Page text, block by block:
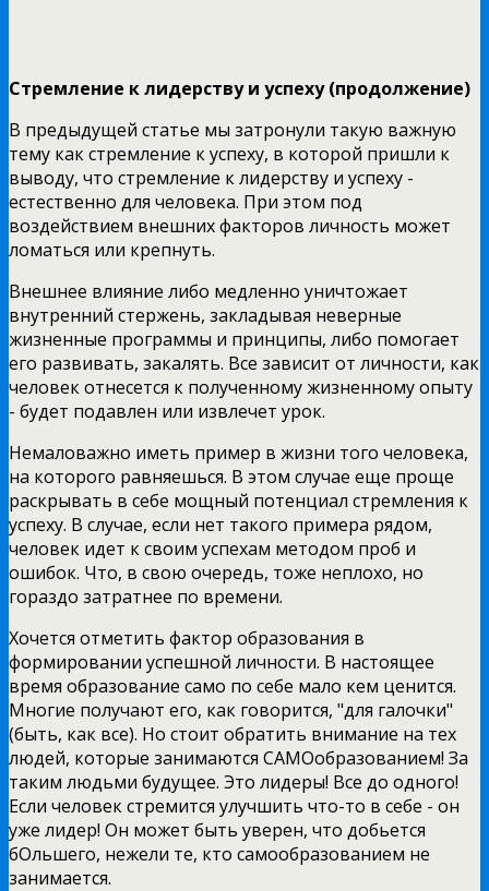
Стремление к лидерству и успеху (продолжение)
В предыдущей статье мы затронули такую важную
тему как стремление к успеху, в которой пришли к
выводу, что стремление к лидерству и успеху -
естественно для человека. При этом под
воздействием внешних факторов личность может
ломаться или крепнуть.
Внешнее влияние либо медленно уничтожает
внутренний стержень, закладывая неверные
жизненные программы и принципы, либо помогает
его развивать, закалять. Все зависит от личности, как
человек отнесется к полученному жизненному опыту
- будет подавлен или извлечет урок.
Немаловажно иметь пример в жизни того человека,
на которого равняешься. В этом случае еще проще
раскрывать в себе мощный потенциал стремления к
успеху. В случае, если нет такого примера рядом,
человек идет к своим успехам методом проб и
ошибок. Что, в свою очередь, тоже неплохо, но
гораздо затратнее по времени.
Хочется отметить фактор образования в
формировании успешной личности. В настоящее
время образование само по себе мало кем ценится.
Многие получают его, как говорится, "для галочки"
(быть, как все). Но стоит обратить внимание на тех
людей, которые занимаются САМОобразованием! За
таким людьми будущее. Это лидеры! Все до одного!
Если человек стремится улучшить что-то в себе - он
уже лидер! Он может быть уверен, что добьется
бОльшего, нежели те, кто самообразованием не
занимается.